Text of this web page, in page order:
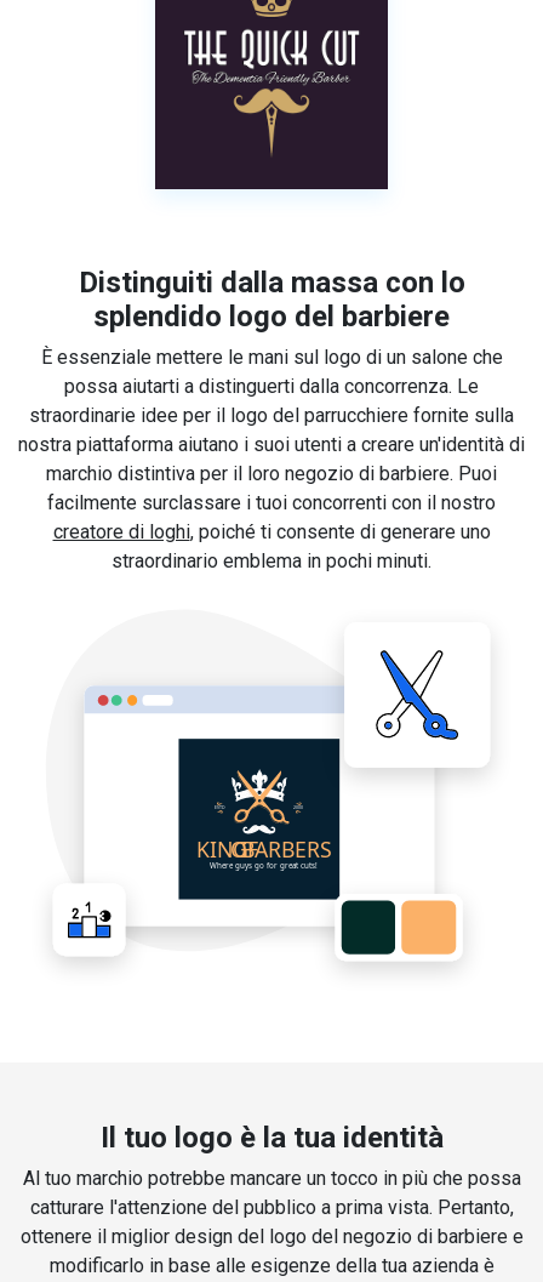
Distinguiti dalla massa con lo
splendido logo del barbiere
È essenziale mettere le mani sul logo di un salone che
possa aiutarti a distinguerti dalla concorrenza. Le
straordinarie idee per il logo del parrucchiere fornite sulla
nostra piattaforma aiutano i suoi utenti a creare un'identità di
marchio distintiva per il loro negozio di barbiere. Puoi
facilmente surclassare i tuoi concorrenti con il nostro
creatore di loghi, poiché ti consente di generare uno
straordinario emblema in pochi minuti.
Il tuo logo è la tua identità
Al tuo marchio potrebbe mancare un tocco in più che possa
catturare l'attenzione del pubblico a prima vista. Pertanto,
ottenere il miglior design del logo del negozio di barbiere e
modificarlo in base alle esigenze della tua azienda è